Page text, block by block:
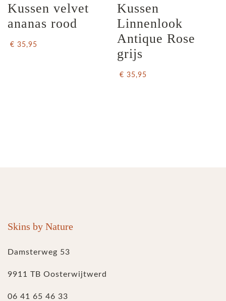
Kussen velvet
ananas rood
€ 35,95
Kussen
Linnenlook
Antique Rose
grijs
€ 35,95
Skins by Nature
Damsterweg 53
9911 TB Oosterwijtwerd
06 41 65 46 33